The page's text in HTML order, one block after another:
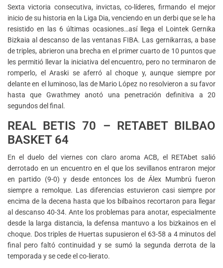
Sexta victoria consecutiva, invictas, co-líderes, firmando el mejor
inicio de su historia en la Liga Dia, venciendo en un derbi que se le ha
resistido en las 6 últimas ocasiones…así llega el Lointek Gernika
Bizkaia al descanso de las ventanas FIBA. Las gernikarras, a base
de triples, abrieron una brecha en el primer cuarto de 10 puntos que
les permitió llevar la iniciativa del encuentro, pero no terminaron de
romperlo, el Araski se aferró al choque y, aunque siempre por
delante en el luminoso, las de Mario López no resolvieron a su favor
hasta que Gwathmey anotó una penetración definitiva a 20
segundos del final.
REAL BETIS 70 – RETABET BILBAO
BASKET 64
En el duelo del viernes con claro aroma ACB, el RETAbet salió
derrotado en un encuentro en el que los sevillanos entraron mejor
en partido (9-0) y desde entonces los de Álex Mumbrú fueron
siempre a remolque. Las diferencias estuvieron casi siempre por
encima de la decena hasta que los bilbaínos recortaron para llegar
al descanso 40-34. Ante los problemas para anotar, especialmente
desde la larga distancia, la defensa mantuvo a los bizkainos en el
choque. Dos triples de Huertas supusieron el 63-58 a 4 minutos del
final pero faltó continuidad y se sumó la segunda derrota de la
temporada y se cede el co-lierato.